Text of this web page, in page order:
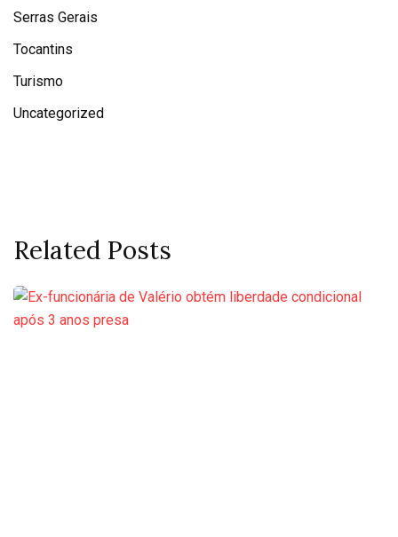
Serras Gerais
Tocantins
Turismo
Uncategorized
Related Posts